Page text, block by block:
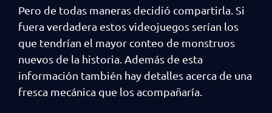
Pero de todas maneras decidió compartirla. Si
fuera verdadera estos videojuegos serían los
que tendrían el mayor conteo de monstruos
nuevos de la historia. Además de esta
información también hay detalles acerca de una
fresca mecánica que los acompañaría.